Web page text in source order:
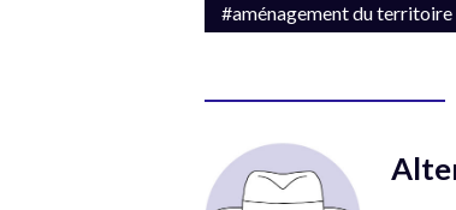
#aménagement du territoire